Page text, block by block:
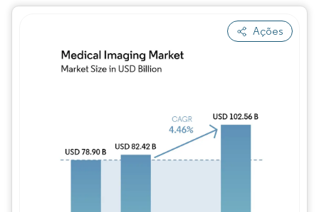
Ações